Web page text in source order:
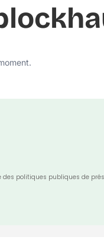
politiques publiques de